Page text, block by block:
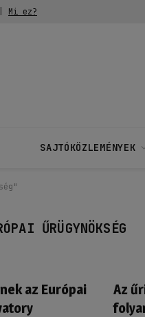
Mi ez?
SAJTÓKÖZLEMÉNYEK
ŰRÜGYNÖKSÉG
az Európai
Az